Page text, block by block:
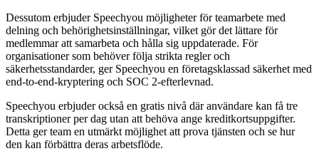
Dessutom erbjuder Speechyou möjligheter för teamarbete med
delning och behörighetsinställningar, vilket gör det lättare för
medlemmar att samarbeta och hålla sig uppdaterade. För
organisationer som behöver följa strikta regler och
säkerhetsstandarder, ger Speechyou en företagsklassad säkerhet med
end-to-end-kryptering och SOC 2-efterlevnad.
Speechyou erbjuder också en gratis nivå där användare kan få tre
transkriptioner per dag utan att behöva ange kreditkortsuppgifter.
Detta ger team en utmärkt möjlighet att prova tjänsten och se hur
den kan förbättra deras arbetsflöde.